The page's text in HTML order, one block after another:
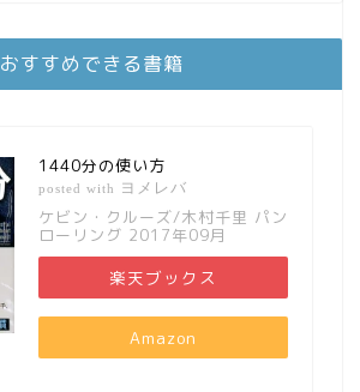
おすすめできる書籍
1440分の使い方
posted with ヨメレバ
ケビン・クルーズ/木村千里 パン
ローリング 2017年09月
楽天ブックス
Amazon